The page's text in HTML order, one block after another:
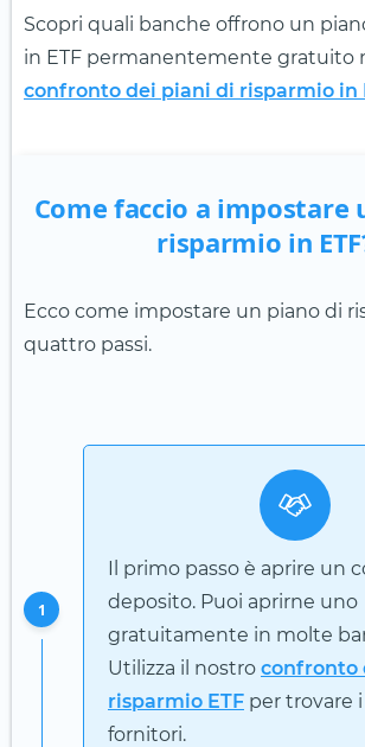
Scopri quali banche offrono un
in ETF permanentemente gratuito
confronto dei piani di risparmio in
Come faccio a impostare
risparmio in
Ecco come impostare un piano di
quattro passi.
1
Il primo passo è aprire un
deposito. Puoi aprirne uno
gratuitamente in molte
Utilizza il nostro confronto
risparmio ETF per trovare
fornitori.